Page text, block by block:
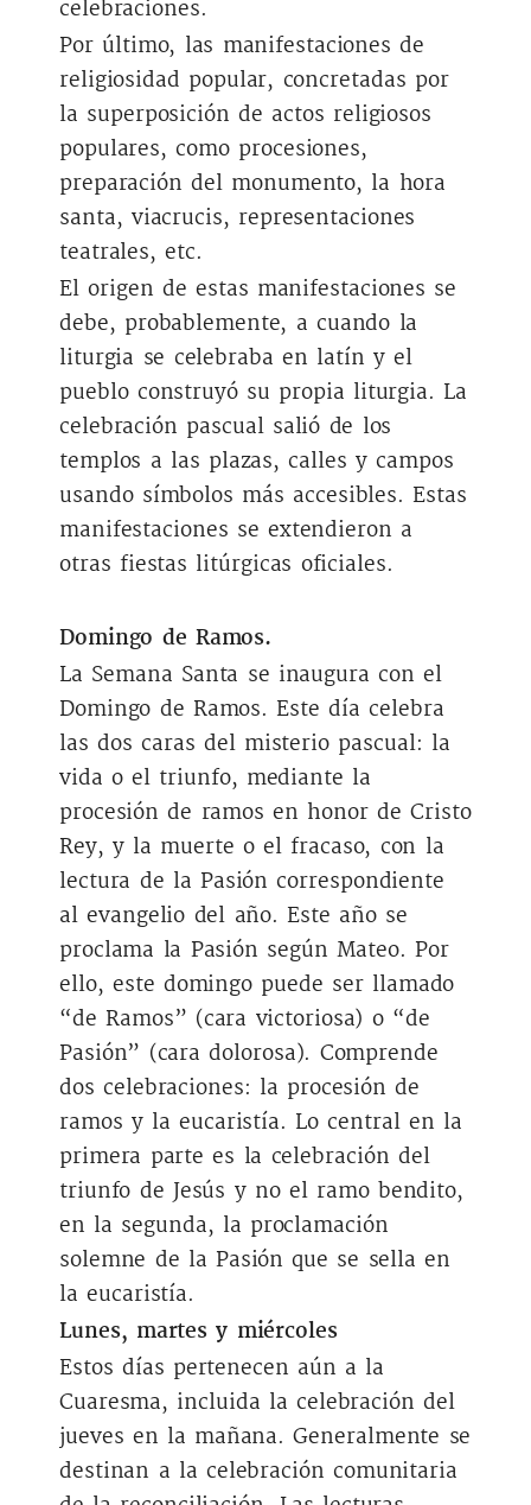
celebraciones.
Por último, las manifestaciones de
religiosidad popular, concretadas por
la superposición de actos religiosos
populares, como procesiones,
preparación del monumento, la hora
santa, viacrucis, representaciones
teatrales, etc.
El origen de estas manifestaciones se
debe, probablemente, a cuando la
liturgia se celebraba en latín y el
pueblo construyó su propia liturgia. La
celebración pascual salió de los
templos a las plazas, calles y campos
usando símbolos más accesibles. Estas
manifestaciones se extendieron a
otras fiestas litúrgicas oficiales.
Domingo de Ramos.
La Semana Santa se inaugura con el
Domingo de Ramos. Este día celebra
las dos caras del misterio pascual: la
vida o el triunfo, mediante la
procesión de ramos en honor de Cristo
Rey, y la muerte o el fracaso, con la
lectura de la Pasión correspondiente
al evangelio del año. Este año se
proclama la Pasión según Mateo. Por
ello, este domingo puede ser llamado
“de Ramos” (cara victoriosa) o “de
Pasión” (cara dolorosa). Comprende
dos celebraciones: la procesión de
ramos y la eucaristía. Lo central en la
primera parte es la celebración del
triunfo de Jesús y no el ramo bendito,
en la segunda, la proclamación
solemne de la Pasión que se sella en
la eucaristía.
Lunes, martes y miércoles
Estos días pertenecen aún a la
Cuaresma, incluida la celebración del
jueves en la mañana. Generalmente se
destinan a la celebración comunitaria